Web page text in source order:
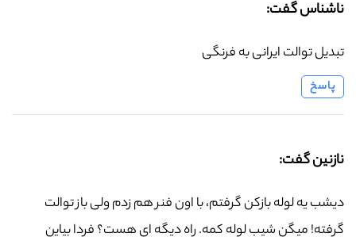
ناشناس گفت:
تبدیل توالت ایرانی به فرنگی
پاسخ
نازنین گفت:
دیشب یه لوله بازکن گرفتم، با اون فنر هم زدم ولی باز توالت
گرفته! میگن شیب لوله کمه. راه دیگه ای هست؟ فردا بیاین